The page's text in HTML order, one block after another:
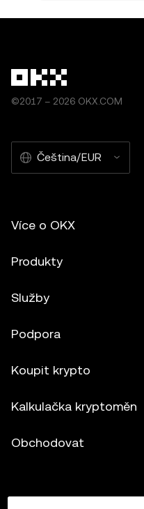
©2017 – 2026 OKX.COM
Čeština/EUR
Více o OKX
Produkty
Služby
Podpora
Koupit krypto
Kalkulačka kryptoměn
Obchodovat